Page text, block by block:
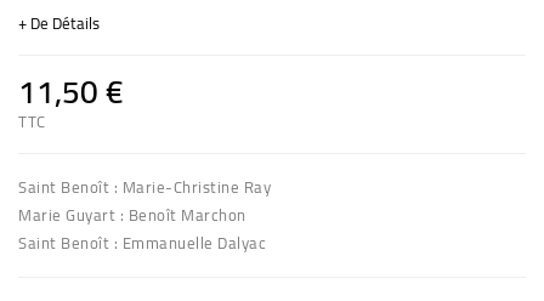
+ De Détails
11,50 €
TTC
Saint Benoît : Marie-Christine Ray
Marie Guyart : Benoît Marchon
Saint Benoît : Emmanuelle Dalyac